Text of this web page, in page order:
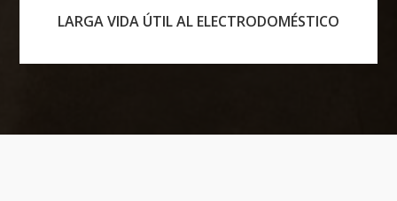
LARGA VIDA ÚTIL AL ELECTRODOMÉSTICO